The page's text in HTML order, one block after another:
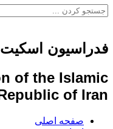
اسکیت
of the
Republic of
اصلی